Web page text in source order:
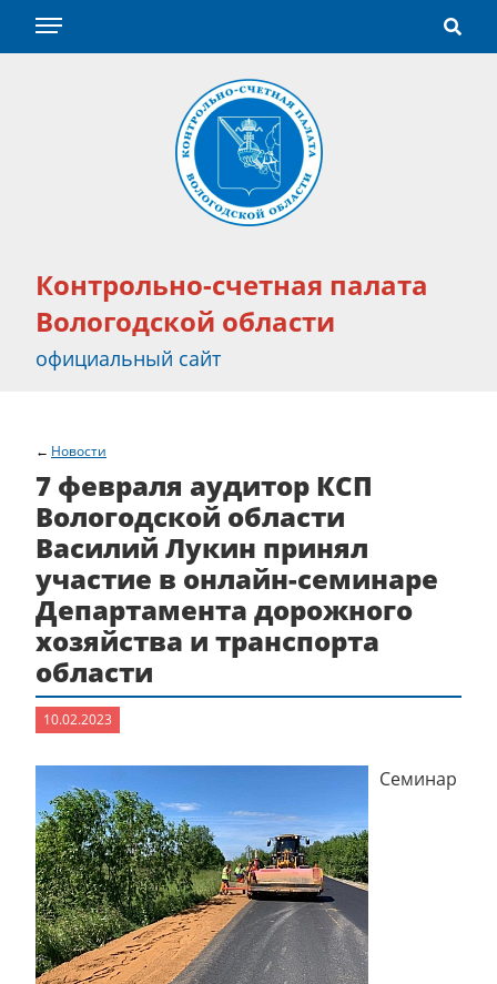
Контрольно-счетная палата
Вологодской области
официальный сайт
Новости
7 февраля аудитор КСП
Вологодской области
Василий Лукин принял
участие в онлайн-семинаре
Департамента дорожного
хозяйства и транспорта
области
10.02.2023
Семинар